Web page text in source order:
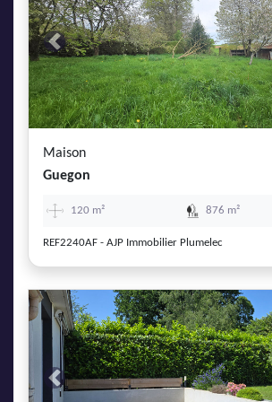
Previous
Maison
Guegon
120 m² 876 m²
REF2240AF - AJP Immobilier Plumelec
Previous